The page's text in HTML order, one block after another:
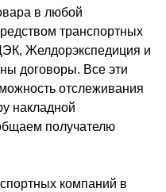
в любой
транспортных
Желдорэкспедиция и
договоры. Все эти
отслеживания
накладной
получателю
компаний в